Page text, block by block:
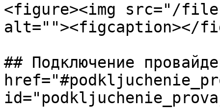
<figure><img src="/files/
alt=""><figcaption></
## Подключение